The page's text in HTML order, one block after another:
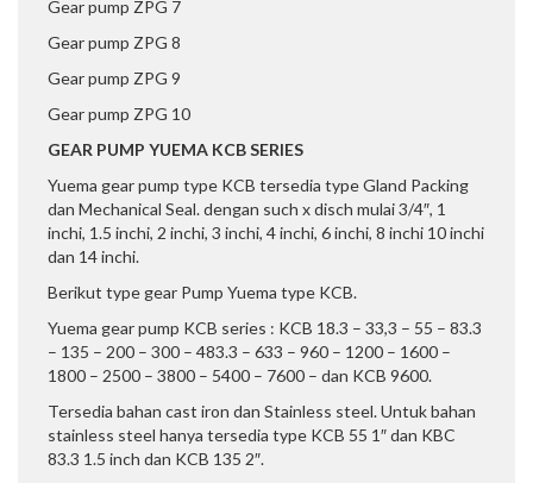
Gear pump ZPG 7
Gear pump ZPG 8
Gear pump ZPG 9
Gear pump ZPG 10
GEAR PUMP YUEMA KCB SERIES
Yuema gear pump type KCB tersedia type Gland Packing
dan Mechanical Seal. dengan such x disch mulai 3/4″, 1
inchi, 1.5 inchi, 2 inchi, 3 inchi, 4 inchi, 6 inchi, 8 inchi 10 inchi
dan 14 inchi.
Berikut type gear Pump Yuema type KCB.
Yuema gear pump KCB series : KCB 18.3 – 33,3 – 55 – 83.3
– 135 – 200 – 300 – 483.3 – 633 – 960 – 1200 – 1600 –
1800 – 2500 – 3800 – 5400 – 7600 – dan KCB 9600.
Tersedia bahan cast iron dan Stainless steel. Untuk bahan
stainless steel hanya tersedia type KCB 55 1″ dan KBC
83.3 1.5 inch dan KCB 135 2″.